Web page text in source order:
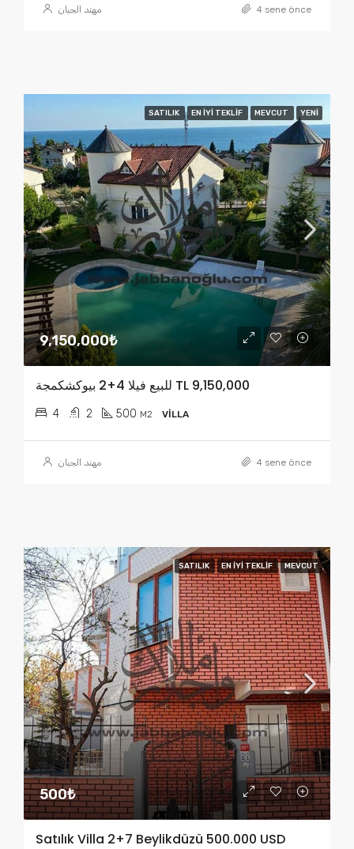
مهند الجبان 4 sene önce
SATILIK EN IYI TEKLIF MEVCUT YENI
9,150,000₺
للبيع فيلا 4+2 بيوكشكمجة TL 9,150,000
4 2 500 M2 VILLA
مهند الجبان 4 sene önce
SATILIK EN IYI TEKLIF MEVCUT
500₺
Satılık Villa 2+7 Beylikdüzü 500.000 USD